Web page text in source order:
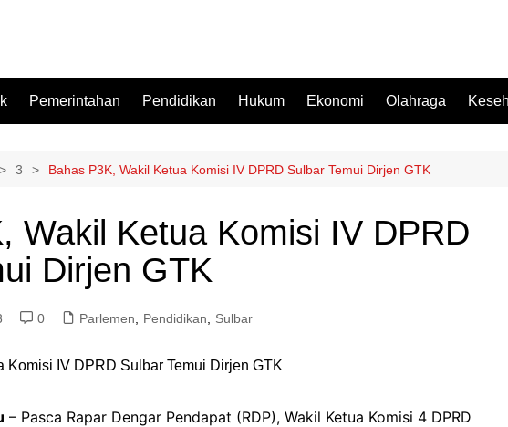
Pemerintahan Pendidikan Hukum Ekonomi Olahraga
3 Bahas P3K, Wakil Ketua Komisi IV DPRD Sulbar Temui Dirjen GTK
Wakil Ketua Komisi IV DPRD
Dirjen GTK
0 Parlemen, Pendidikan, Sulbar
– Pasca Rapar Dengar Pendapat (RDP), Wakil Ketua Komisi 4 DPRD